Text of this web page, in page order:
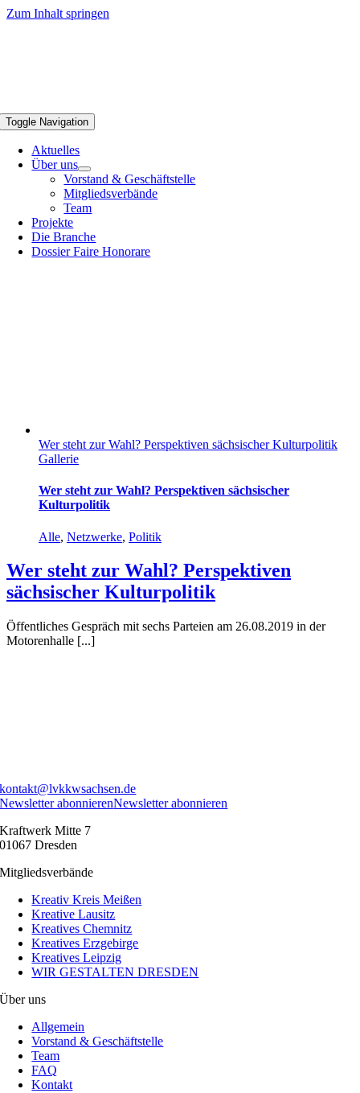
Zum Inhalt springen
Toggle Navigation
Aktuelles
Über uns
Vorstand & Geschäftstelle
Mitgliedsverbände
Team
Projekte
Die Branche
Dossier Faire Honorare
Wer steht zur Wahl? Perspektiven sächsischer Kulturpolitik
Gallerie
Wer steht zur Wahl? Perspektiven sächsischer
Kulturpolitik
Alle, Netzwerke, Politik
Wer steht zur Wahl? Perspektiven
sächsischer Kulturpolitik
Öffentliches Gespräch mit sechs Parteien am 26.08.2019 in der
Motorenhalle [...]
kontakt@lvkkwsachsen.de
Newsletter abonnierenNewsletter abonnieren
Kraftwerk Mitte 7
01067 Dresden
Mitgliedsverbände
Kreativ Kreis Meißen
Kreative Lausitz
Kreatives Chemnitz
Kreatives Erzgebirge
Kreatives Leipzig
WIR GESTALTEN DRESDEN
Über uns
Allgemein
Vorstand & Geschäftstelle
Team
FAQ
Kontakt